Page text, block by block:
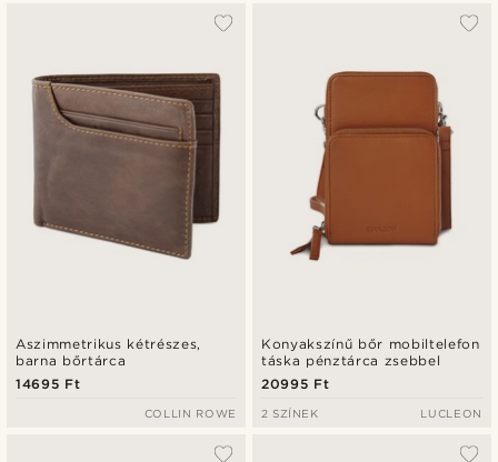
Aszimmetrikus kétrészes,
barna bőrtárca
14695 Ft
COLLIN ROWE
Konyakszínű bőr mobiltelefon
táska pénztárca zsebbel
20995 Ft
2 SZÍNEK LUCLEON